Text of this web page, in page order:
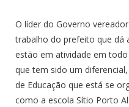
O líder do Governo
trabalho do prefeito que dá
estão em atividade em
que tem sido um
de Educação que está se
como a escola Sítio Porto